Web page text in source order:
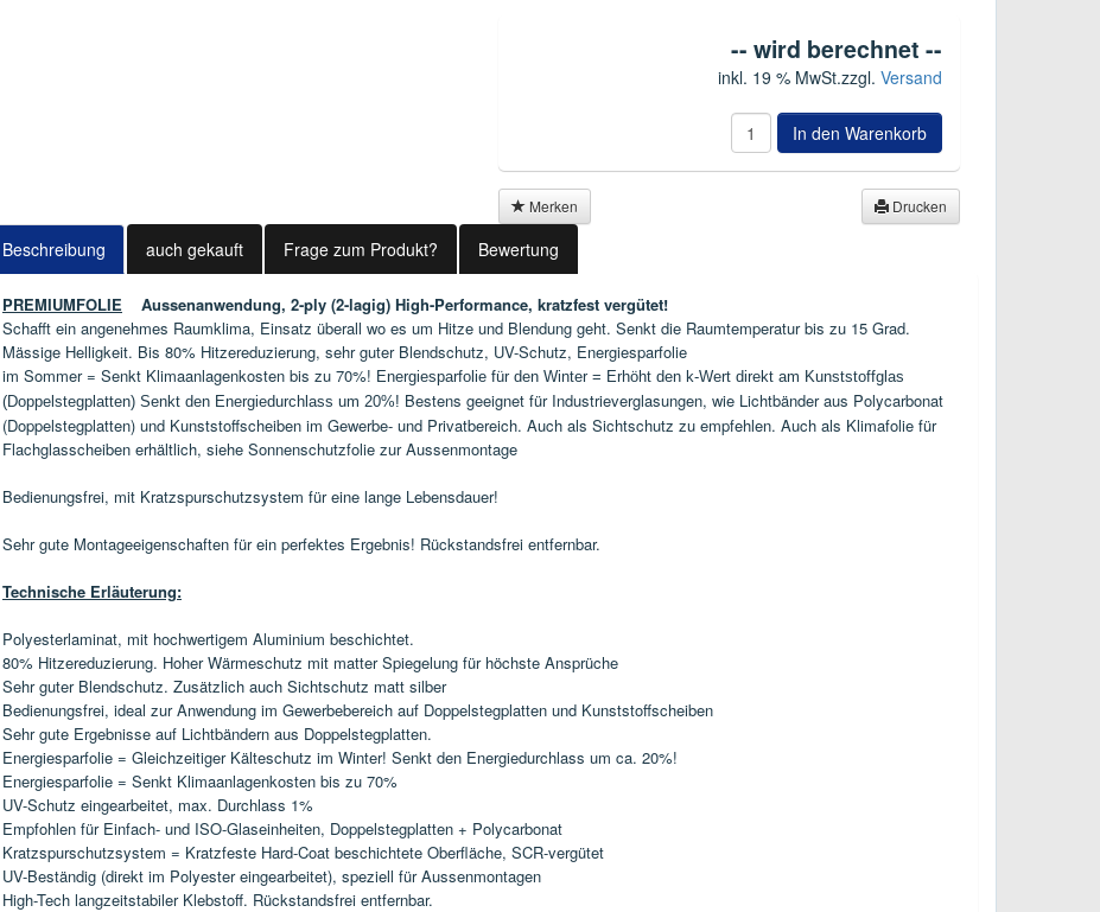
-- wird berechnet --
inkl. 19 % MwSt.zzgl. Versand
In den Warenkorb
Merken Drucken
Beschreibung auch gekauft Frage zum Produkt? Bewertung
PREMIUMFOLIE Aussenanwendung, 2-ply (2-lagig) High-Performance, kratzfest vergütet!
Schafft ein angenehmes Raumklima, Einsatz überall wo es um Hitze und Blendung geht. Senkt die Raumtemperatur bis zu 15 Grad.
Mässige Helligkeit. Bis 80% Hitzereduzierung, sehr guter Blendschutz, UV-Schutz, Energiesparfolie
im Sommer = Senkt Klimaanlagenkosten bis zu 70%! Energiesparfolie für den Winter = Erhöht den k-Wert direkt am Kunststoffglas
(Doppelstegplatten) Senkt den Energiedurchlass um 20%! Bestens geeignet für Industrieverglasungen, wie Lichtbänder aus Polycarbonat
(Doppelstegplatten) und Kunststoffscheiben im Gewerbe- und Privatbereich. Auch als Sichtschutz zu empfehlen. Auch als Klimafolie für
Flachglasscheiben erhältlich, siehe Sonnenschutzfolie zur Aussenmontage
Bedienungsfrei, mit Kratzspurschutzsystem für eine lange Lebensdauer!
Sehr gute Montageeigenschaften für ein perfektes Ergebnis! Rückstandsfrei entfernbar.
Technische Erläuterung:
Polyesterlaminat, mit hochwertigem Aluminium beschichtet.
80% Hitzereduzierung. Hoher Wärmeschutz mit matter Spiegelung für höchste Ansprüche
Sehr guter Blendschutz. Zusätzlich auch Sichtschutz matt silber
Bedienungsfrei, ideal zur Anwendung im Gewerbebereich auf Doppelstegplatten und Kunststoffscheiben
Sehr gute Ergebnisse auf Lichtbändern aus Doppelstegplatten.
Energiesparfolie = Gleichzeitiger Kälteschutz im Winter! Senkt den Energiedurchlass um ca. 20%!
Energiesparfolie = Senkt Klimaanlagenkosten bis zu 70%
UV-Schutz eingearbeitet, max. Durchlass 1%
Empfohlen für Einfach- und ISO-Glaseinheiten, Doppelstegplatten + Polycarbonat
Kratzspurschutzsystem = Kratzfeste Hard-Coat beschichtete Oberfläche, SCR-vergütet
UV-Beständig (direkt im Polyester eingearbeitet), speziell für Aussenmontagen
High-Tech langzeitstabiler Klebstoff. Rückstandsfrei entfernbar.